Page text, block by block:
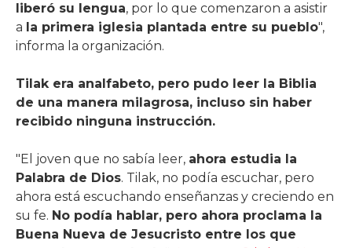
liberó su lengua, por lo que comenzaron a asistir
a la primera iglesia plantada entre su pueblo",
informa la organización.
Tilak era analfabeto, pero pudo leer la Biblia
de una manera milagrosa, incluso sin haber
recibido ninguna instrucción.
"El joven que no sabía leer, ahora estudia la
Palabra de Dios. Tilak, no podía escuchar, pero
ahora está escuchando enseñanzas y creciendo en
su fe. No podía hablar, pero ahora proclama la
Buena Nueva de Jesucristo entre los que